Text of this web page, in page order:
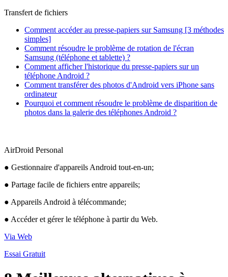
Transfert de fichiers
Comment accéder au presse-papiers sur Samsung [3 méthodes
simples]
Comment résoudre le problème de rotation de l'écran
Samsung (téléphone et tablette) ?
Comment afficher l'historique du presse-papiers sur un
téléphone Android ?
Comment transférer des photos d'Android vers iPhone sans
ordinateur
Pourquoi et comment résoudre le problème de disparition de
photos dans la galerie des téléphones Android ?
AirDroid Personal
● Gestionnaire d'appareils Android tout-en-un;
● Partage facile de fichiers entre appareils;
● Appareils Android à télécommande;
● Accéder et gérer le téléphone à partir du Web.
Via Web
Essai Gratuit